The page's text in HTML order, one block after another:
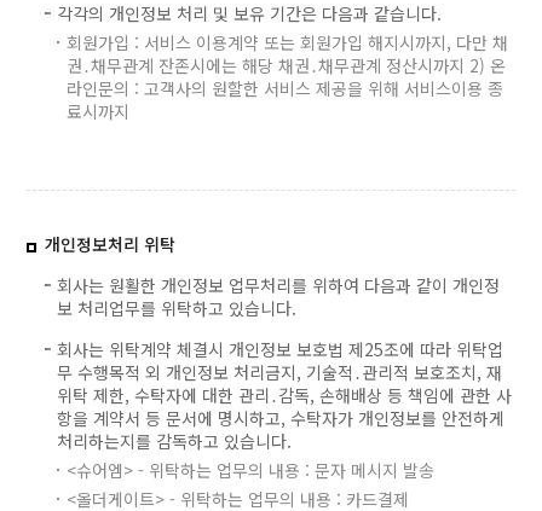
각각의 개인정보 처리 및 보유 기간은 다음과 같습니다.
회원가입 : 서비스 이용계약 또는 회원가입 해지시까지, 다만 채
권․채무관계 잔존시에는 해당 채권․채무관계 정산시까지 2) 온
라인문의 : 고객사의 원할한 서비스 제공을 위해 서비스이용 종
료시까지
개인정보처리 위탁
회사는 원활한 개인정보 업무처리를 위하여 다음과 같이 개인정
보 처리업무를 위탁하고 있습니다.
회사는 위탁계약 체결시 개인정보 보호법 제25조에 따라 위탁업
무 수행목적 외 개인정보 처리금지, 기술적․관리적 보호조치, 재
위탁 제한, 수탁자에 대한 관리․감독, 손해배상 등 책임에 관한 사
항을 계약서 등 문서에 명시하고, 수탁자가 개인정보를 안전하게
처리하는지를 감독하고 있습니다.
<슈어엠> - 위탁하는 업무의 내용 : 문자 메시지 발송
<올더게이트> - 위탁하는 업무의 내용 : 카드결제